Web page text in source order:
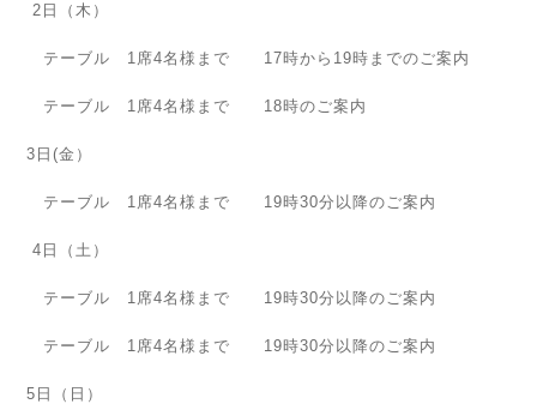
2日（木）
テーブル 1席4名様まで 17時から19時までのご案内
テーブル 1席4名様まで 18時のご案内
3日(金）
テーブル 1席4名様まで 19時30分以降のご案内
4日（土）
テーブル 1席4名様まで 19時30分以降のご案内
テーブル 1席4名様まで 19時30分以降のご案内
5日（日）